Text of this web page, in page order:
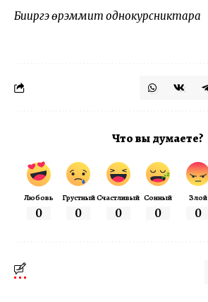
Бииргэ үөрэммит однокурсниктара
Что вы думаете?
Любовь
0
Грустный
0
Счастливый
0
Сонный
0
Злой
0